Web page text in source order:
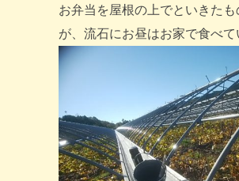
お弁当を屋根の上でといきたも
が、流石にお昼はお家で食べ